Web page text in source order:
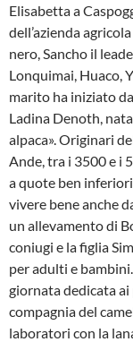
Elisabetta a
dell’azienda
nero, Sancho il
Lonquimai, Huaco,
marito ha iniziato
Ladina Denoth,
alpaca». Originari
Ande, tra i 3500 e i
a quote ben
vivere bene anche
un allevamento di
coniugi e la figlia
per adulti e
giornata dedicata ai
compagnia del
laboratori con la